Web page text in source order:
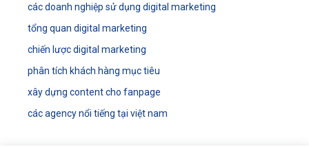
các doanh nghiệp sử dụng digital marketing
tổng quan digital marketing
chiến lược digital marketing
phân tích khách hàng mục tiêu
xây dựng content cho fanpage
các agency nổi tiếng tại việt nam